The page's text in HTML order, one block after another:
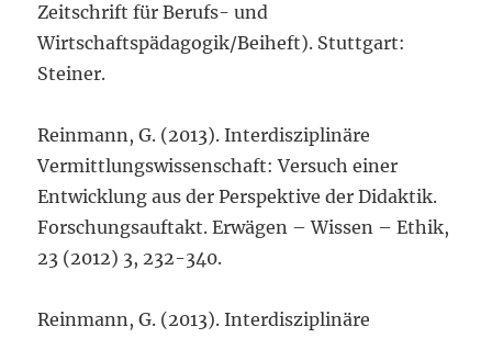
Zeitschrift für Berufs- und
Wirtschaftspädagogik/Beiheft). Stuttgart:
Steiner.
Reinmann, G. (2013). Interdisziplinäre
Vermittlungswissenschaft: Versuch einer
Entwicklung aus der Perspektive der Didaktik.
Forschungsauftakt. Erwägen – Wissen – Ethik,
23 (2012) 3, 232-340.
Reinmann, G. (2013). Interdisziplinäre